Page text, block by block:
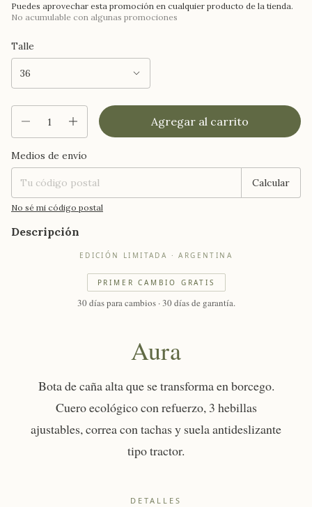
Puedes aprovechar esta promoción en cualquier producto de la tienda.
No acumulable con algunas promociones
Talle
Entregas para el CP:
Medios de envío
Calcular
No sé mi código postal
Descripción
EDICIÓN LIMITADA · ARGENTINA
PRIMER CAMBIO GRATIS
30 días para cambios · 30 días de garantía.
Aura
Bota de caña alta que se transforma en borcego.
Cuero ecológico con refuerzo, 3 hebillas
ajustables, correa con tachas y suela antideslizante
tipo tractor.
DETALLES